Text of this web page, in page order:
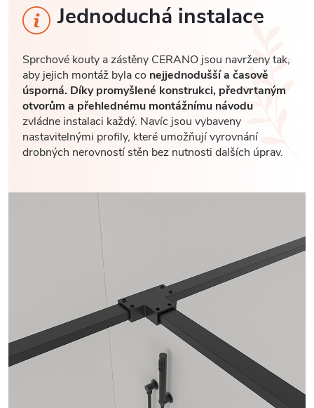
Jednoduchá instalace
Sprchové kouty a zástěny CERANO jsou navrženy tak,
aby jejich montáž byla co nejjednodušší a časově
úsporná. Díky promyšlené konstrukci, předvrtaným
otvorům a přehlednému montážnímu návodu
zvládne instalaci každý. Navíc jsou vybaveny
nastavitelnými profily, které umožňují vyrovnání
drobných nerovností stěn bez nutnosti dalších úprav.